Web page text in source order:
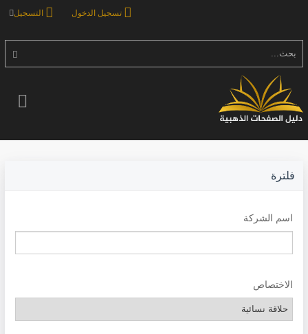
التسجيل تسجيل الدخول
بحث...
فلترة
اسم الشركة
الاختصاص